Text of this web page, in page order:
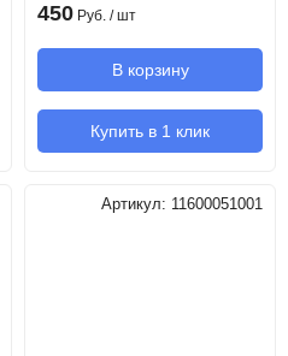
450 Руб. / шт
В корзину
Купить в 1 клик
Артикул: 11600051001